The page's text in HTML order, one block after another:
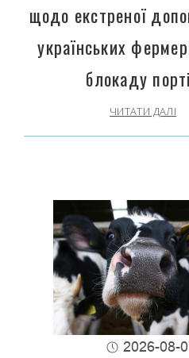
щодо екстреної
українських
блокаду
ЧИТАТИ ДАЛІ
2026-08-